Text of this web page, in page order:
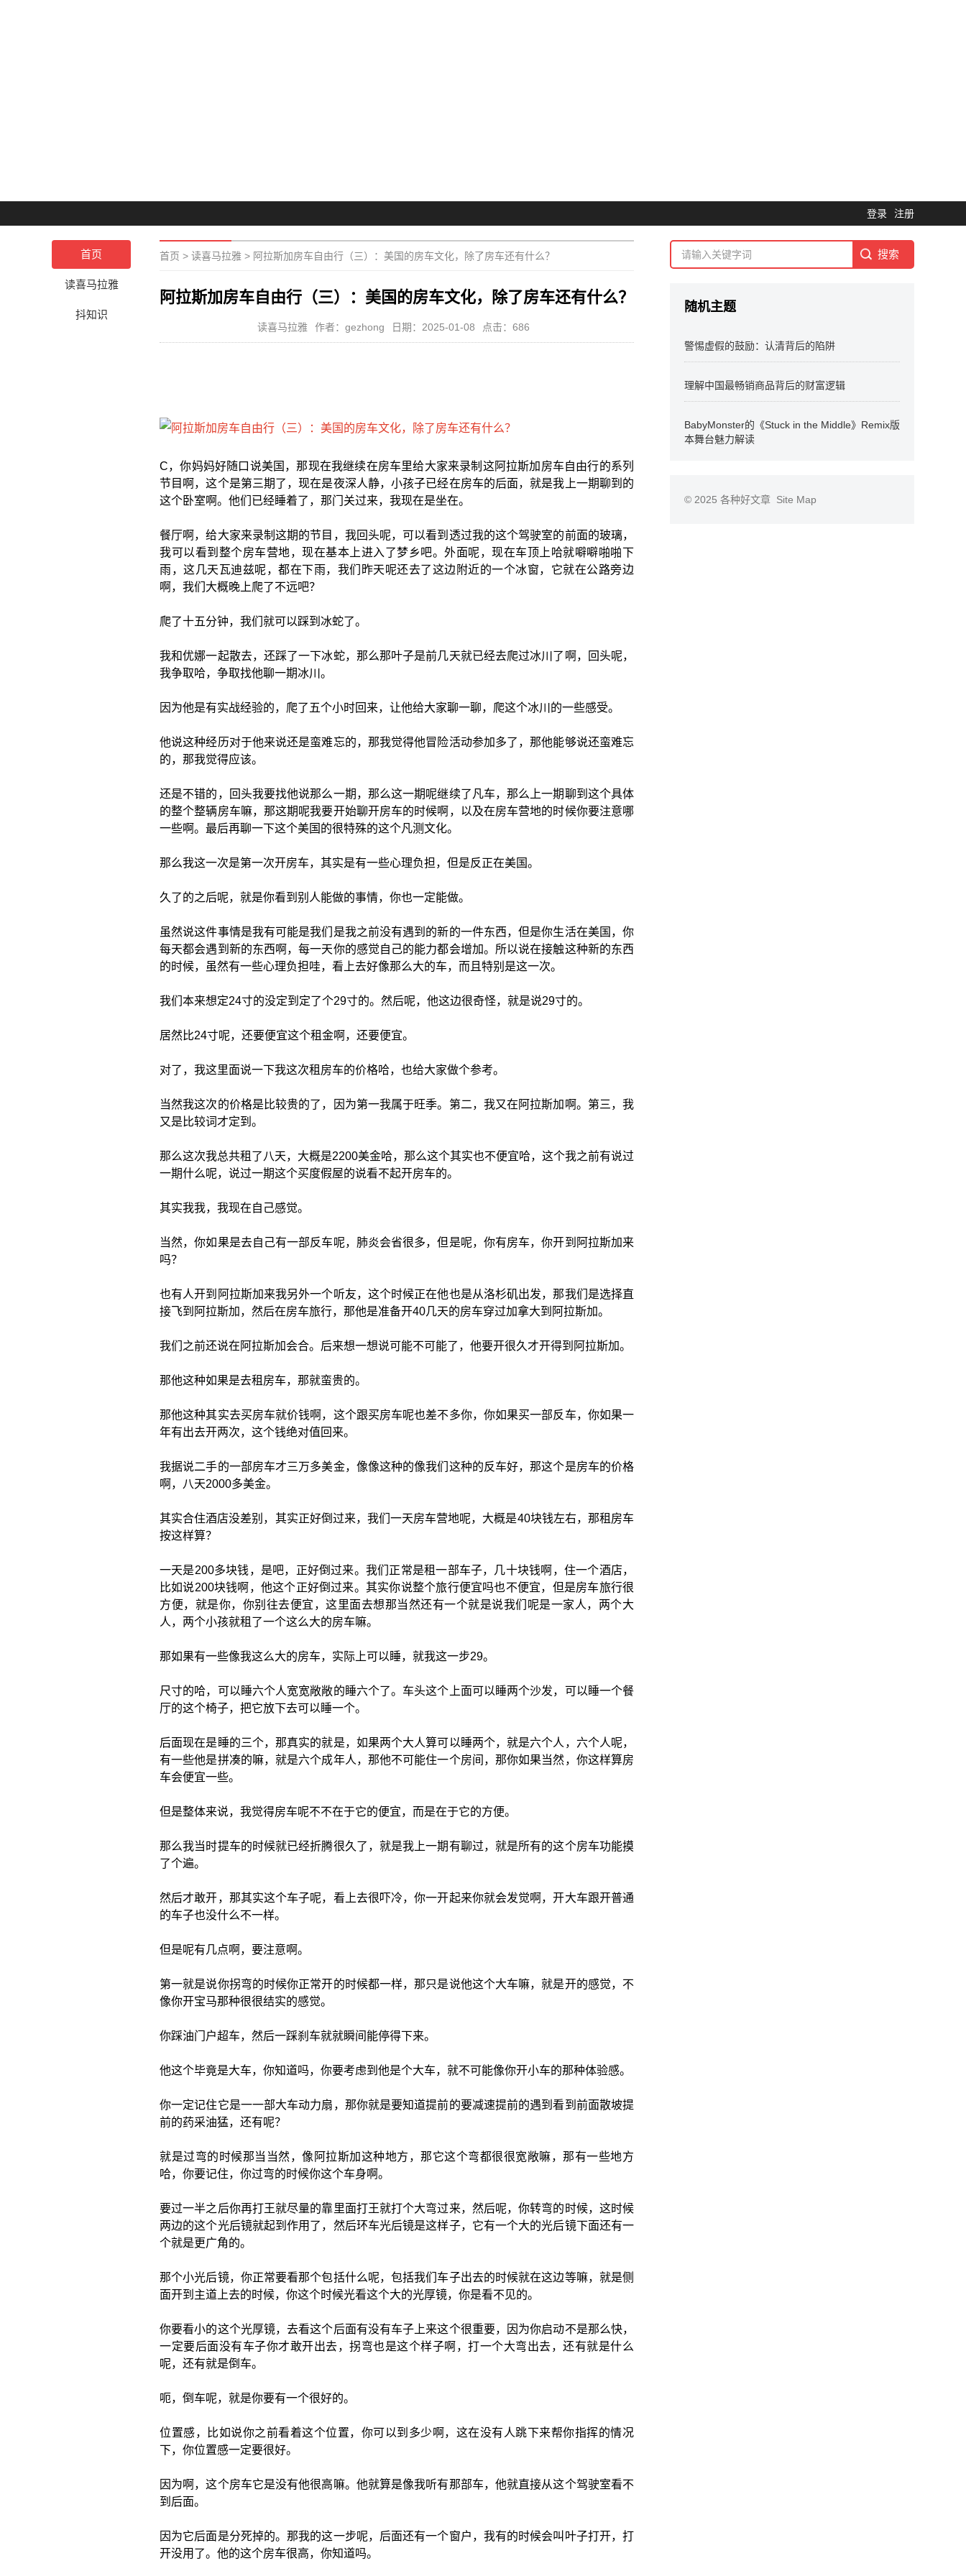
登录 注册
首页
读喜马拉雅
抖知识
首页 > 读喜马拉雅 > 阿拉斯加房车自由行（三）：美国的房车文化，除了房车还有什么？
阿拉斯加房车自由行（三）：美国的房车文化，除了房车还有什么？
读喜马拉雅 作者：gezhong 日期：2025-01-08 点击：686
C，你妈妈好随口说美国，那现在我继续在房车里给大家来录制这阿拉斯加房车自由行的系列
节目啊，这个是第三期了，现在是夜深人静，小孩子已经在房车的后面，就是我上一期聊到的
这个卧室啊。他们已经睡着了，那门关过来，我现在是坐在。
餐厅啊，给大家来录制这期的节目，我回头呢，可以看到透过我的这个驾驶室的前面的玻璃，
我可以看到整个房车营地，现在基本上进入了梦乡吧。外面呢，现在车顶上哈就噼噼啪啪下
雨，这几天瓦迪兹呢，都在下雨，我们昨天呢还去了这边附近的一个冰窗，它就在公路旁边
啊，我们大概晚上爬了不远吧？
爬了十五分钟，我们就可以踩到冰蛇了。
我和优娜一起散去，还踩了一下冰蛇，那么那叶子是前几天就已经去爬过冰川了啊，回头呢，
我争取哈，争取找他聊一期冰川。
因为他是有实战经验的，爬了五个小时回来，让他给大家聊一聊，爬这个冰川的一些感受。
他说这种经历对于他来说还是蛮难忘的，那我觉得他冒险活动参加多了，那他能够说还蛮难忘
的，那我觉得应该。
还是不错的，回头我要找他说那么一期，那么这一期呢继续了凡车，那么上一期聊到这个具体
的整个整辆房车嘛，那这期呢我要开始聊开房车的时候啊，以及在房车营地的时候你要注意哪
一些啊。最后再聊一下这个美国的很特殊的这个凡测文化。
那么我这一次是第一次开房车，其实是有一些心理负担，但是反正在美国。
久了的之后呢，就是你看到别人能做的事情，你也一定能做。
虽然说这件事情是我有可能是我们是我之前没有遇到的新的一件东西，但是你生活在美国，你
每天都会遇到新的东西啊，每一天你的感觉自己的能力都会增加。所以说在接触这种新的东西
的时候，虽然有一些心理负担哇，看上去好像那么大的车，而且特别是这一次。
我们本来想定24寸的没定到定了个29寸的。然后呢，他这边很奇怪，就是说29寸的。
居然比24寸呢，还要便宜这个租金啊，还要便宜。
对了，我这里面说一下我这次租房车的价格哈，也给大家做个参考。
当然我这次的价格是比较贵的了，因为第一我属于旺季。第二，我又在阿拉斯加啊。第三，我
又是比较词才定到。
那么这次我总共租了八天，大概是2200美金哈，那么这个其实也不便宜哈，这个我之前有说过
一期什么呢，说过一期这个买度假屋的说看不起开房车的。
其实我我，我现在自己感觉。
当然，你如果是去自己有一部反车呢，肺炎会省很多，但是呢，你有房车，你开到阿拉斯加来
吗？
也有人开到阿拉斯加来我另外一个听友，这个时候正在他也是从洛杉矶出发，那我们是选择直
接飞到阿拉斯加，然后在房车旅行，那他是准备开40几天的房车穿过加拿大到阿拉斯加。
我们之前还说在阿拉斯加会合。后来想一想说可能不可能了，他要开很久才开得到阿拉斯加。
那他这种如果是去租房车，那就蛮贵的。
那他这种其实去买房车就价钱啊，这个跟买房车呢也差不多你，你如果买一部反车，你如果一
年有出去开两次，这个钱绝对值回来。
我据说二手的一部房车才三万多美金，像像这种的像我们这种的反车好，那这个是房车的价格
啊，八天2000多美金。
其实合住酒店没差别，其实正好倒过来，我们一天房车营地呢，大概是40块钱左右，那租房车
按这样算？
一天是200多块钱，是吧，正好倒过来。我们正常是租一部车子，几十块钱啊，住一个酒店，
比如说200块钱啊，他这个正好倒过来。其实你说整个旅行便宜吗也不便宜，但是房车旅行很
方便，就是你，你别往去便宜，这里面去想那当然还有一个就是说我们呢是一家人，两个大
人，两个小孩就租了一个这么大的房车嘛。
那如果有一些像我这么大的房车，实际上可以睡，就我这一步29。
尺寸的哈，可以睡六个人宽宽敞敞的睡六个了。车头这个上面可以睡两个沙发，可以睡一个餐
厅的这个椅子，把它放下去可以睡一个。
后面现在是睡的三个，那真实的就是，如果两个大人算可以睡两个，就是六个人，六个人呢，
有一些他是拼凑的嘛，就是六个成年人，那他不可能住一个房间，那你如果当然，你这样算房
车会便宜一些。
但是整体来说，我觉得房车呢不不在于它的便宜，而是在于它的方便。
那么我当时提车的时候就已经折腾很久了，就是我上一期有聊过，就是所有的这个房车功能摸
了个遍。
然后才敢开，那其实这个车子呢，看上去很吓冷，你一开起来你就会发觉啊，开大车跟开普通
的车子也没什么不一样。
但是呢有几点啊，要注意啊。
第一就是说你拐弯的时候你正常开的时候都一样，那只是说他这个大车嘛，就是开的感觉，不
像你开宝马那种很很结实的感觉。
你踩油门户超车，然后一踩刹车就就瞬间能停得下来。
他这个毕竟是大车，你知道吗，你要考虑到他是个大车，就不可能像你开小车的那种体验感。
你一定记住它是一一部大车动力扇，那你就是要知道提前的要减速提前的遇到看到前面散坡提
前的药采油猛，还有呢？
就是过弯的时候那当当然，像阿拉斯加这种地方，那它这个弯都很很宽敞嘛，那有一些地方
哈，你要记住，你过弯的时候你这个车身啊。
要过一半之后你再打王就尽量的靠里面打王就打个大弯过来，然后呢，你转弯的时候，这时候
两边的这个光后镜就起到作用了，然后环车光后镜是这样子，它有一个大的光后镜下面还有一
个就是更广角的。
那个小光后镜，你正常要看那个包括什么呢，包括我们车子出去的时候就在这边等嘛，就是侧
面开到主道上去的时候，你这个时候光看这个大的光厚镜，你是看不见的。
你要看小的这个光厚镜，去看这个后面有没有车子上来这个很重要，因为你启动不是那么快，
一定要后面没有车子你才敢开出去，拐弯也是这个样子啊，打一个大弯出去，还有就是什么
呢，还有就是倒车。
呃，倒车呢，就是你要有一个很好的。
位置感，比如说你之前看着这个位置，你可以到多少啊，这在没有人跳下来帮你指挥的情况
下，你位置感一定要很好。
因为啊，这个房车它是没有他很高嘛。他就算是像我听有那部车，他就直接从这个驾驶室看不
到后面。
因为它后面是分死掉的。那我的这一步呢，后面还有一个窗户，我有的时候会叫叶子打开，打
开没用了。他的这个房车很高，你知道吗。
随机主题
警惕虚假的鼓励：认清背后的陷阱
理解中国最畅销商品背后的财富逻辑
BabyMonster的《Stuck in the Middle》Remix版
本舞台魅力解读
© 2025 各种好文章 Site Map